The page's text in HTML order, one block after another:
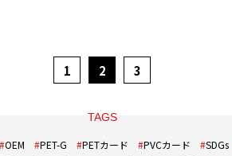
1 2 3
TAGS
OEM PET-G PETカード PVCカード SDGs